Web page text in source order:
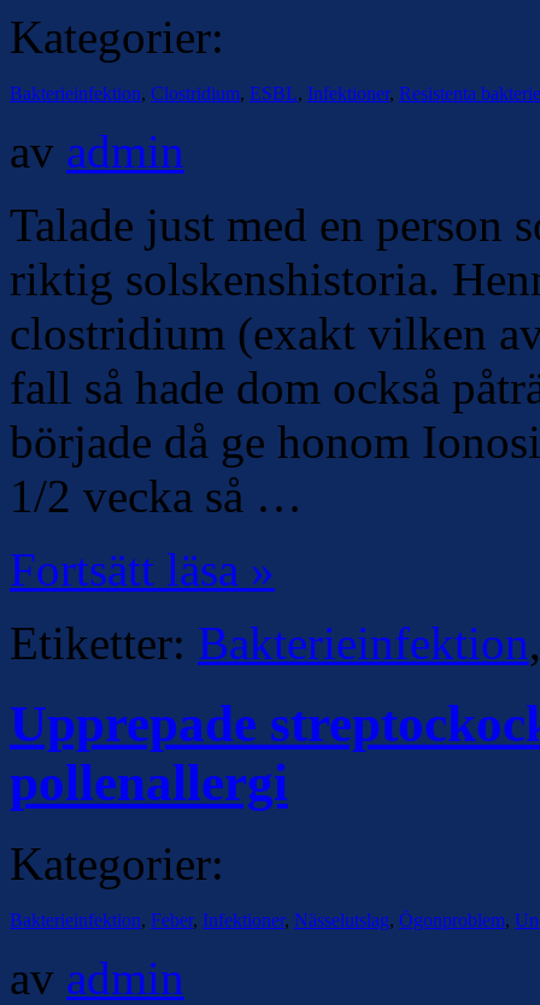
Kategorier:
Bakterieinfektion, Clostridium, ESBL, Infektioner, Resistenta
av admin
Talade just med en person
riktig solskenshistoria.
clostridium (exakt vilken
fall så hade dom också
började då ge honom
1/2 vecka så …
Fortsätt läsa »
Etiketter: Bakterieinfektion
Upprepade
pollenallergi
Kategorier:
Bakterieinfektion, Feber, Infektioner, Nässelutslag, Ögonproblem,
av admin